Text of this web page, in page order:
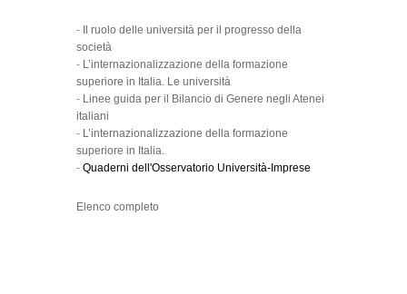
-
Il ruolo delle università per il progresso della
società
- L’internazionalizzazione della formazione
superiore in Italia. Le università
- Linee guida per il Bilancio di Genere negli Atenei
italiani
- L’internazionalizzazione della formazione
superiore in Italia.
- Quaderni dell'Osservatorio Università-Imprese
Elenco completo